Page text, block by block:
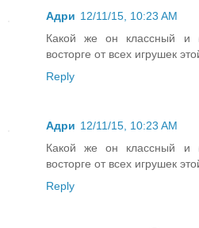
Адри 12/11/15, 10:23 AM
Какой же он классный и
восторге от всех игрушек
Reply
Адри 12/11/15, 10:23 AM
Какой же он классный и
восторге от всех игрушек
Reply